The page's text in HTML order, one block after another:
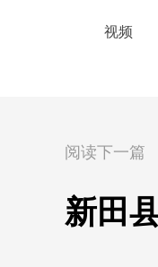
视频
阅读下一篇
新田